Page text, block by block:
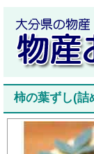
柿の葉ずし(詰